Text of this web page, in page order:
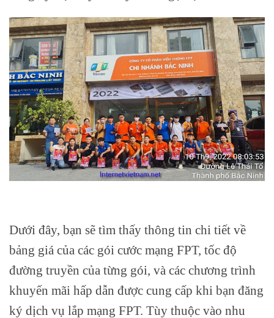
Dưới đây, bạn sẽ tìm thấy thông tin chi tiết về
bảng giá của các gói cước mạng FPT, tốc độ
đường truyền của từng gói, và các chương trình
khuyến mãi hấp dẫn được cung cấp khi bạn đăng
ký dịch vụ lắp mạng FPT. Tùy thuộc vào nhu